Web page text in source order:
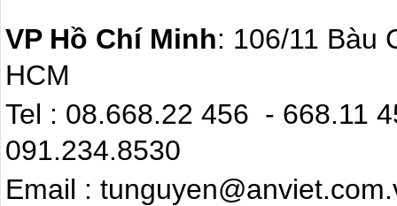
VP Hồ Chí Minh: 106/11 Bàu
HCM
Tel : 08.668.22
091.234.8530
Email :